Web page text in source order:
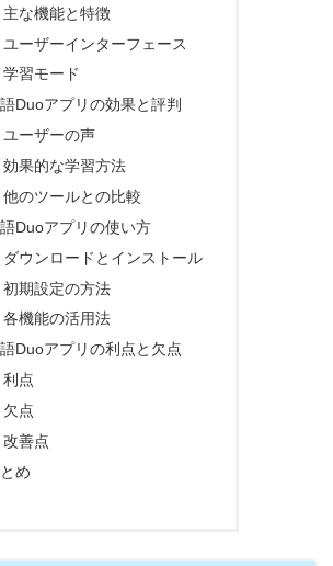
主な機能と特徴
ユーザーインターフェース
学習モード
Duoアプリの効果と評判
ユーザーの声
効果的な学習方法
他のツールとの比較
Duoアプリの使い方
ダウンロードとインストール
初期設定の方法
各機能の活用法
Duoアプリの利点と欠点
利点
欠点
改善点
め